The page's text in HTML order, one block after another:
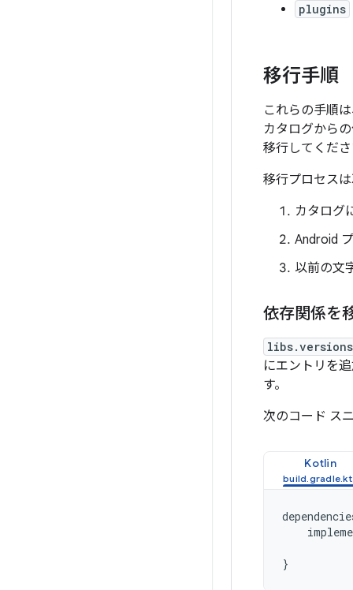
plugins
移行手順
これらの手順
カタログから
移行してくだ
移行プロセス
カタログ
Android
以前の文
依存関係を
にエントリを
す。
次のコード ス
Kotlin
}